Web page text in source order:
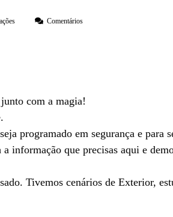
Comentários
com a magia!
programado em segurança e para
a informação que precisas aqui e
Tivemos cenários de Exterior,